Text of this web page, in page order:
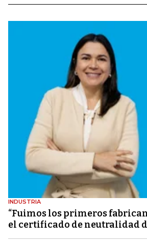
INDUSTRIA
“Fuimos los primeros
el certificado de neutralidad